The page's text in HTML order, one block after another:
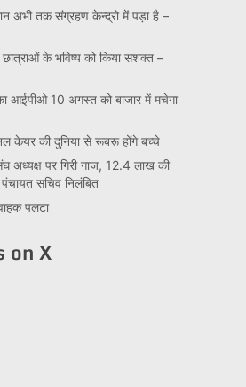
अभी तक संग्रहण केन्द्रो में पड़ा है –
के भविष्य को किया सशक्त –
आईपीओ 10 अगस्त को बाजार में मचेगा
केयर की दुनिया से रूबरू होंगे बच्चे
अध्यक्ष पर गिरी गाज, 12.4 लाख की
पंचायत सचिव निलंबित
पलटा
on X